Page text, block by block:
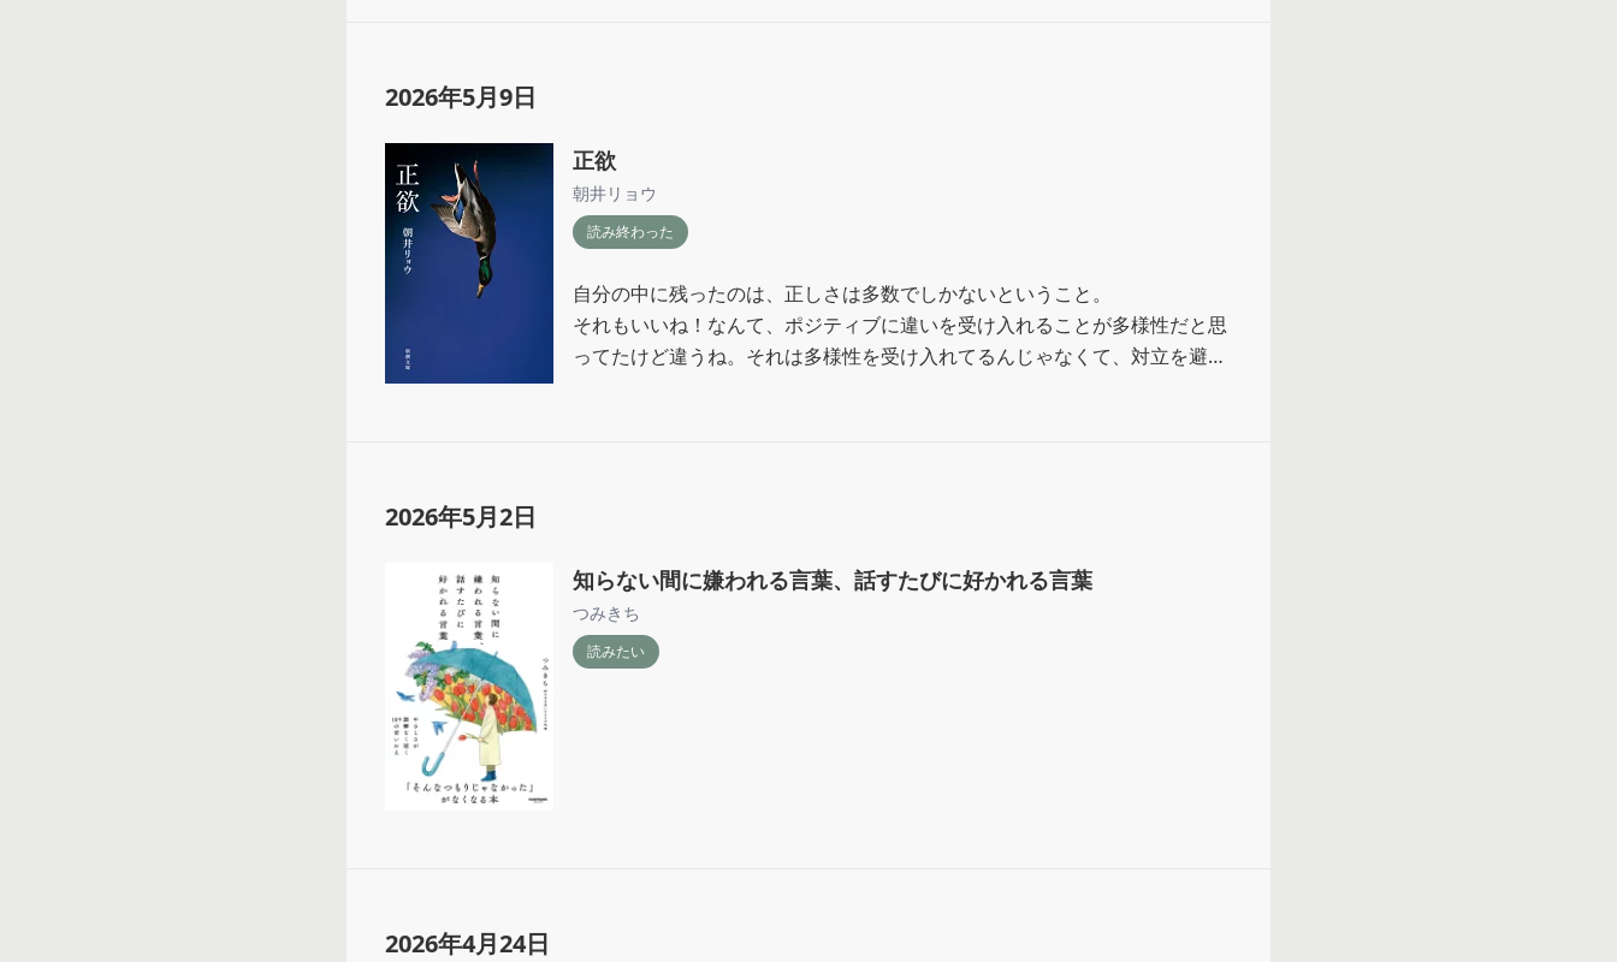
2026年5月9日
正欲
朝井リョウ
読み終わった
自分の中に残ったのは、正しさは多数でしかないということ。
それもいいね！なんて、ポジティブに違いを受け入れることが多様性だと思
ってたけど違うね。それは多様性を受け入れてるんじゃなくて、対立を避け
2026年5月2日
知らない間に嫌われる言葉、話すたびに好かれる言葉
つみきち
読みたい
2026年4月24日